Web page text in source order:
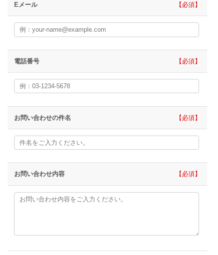
Eメール 必須
電話番号 必須
お問い合わせの件名 必須
お問い合わせ内容 必須